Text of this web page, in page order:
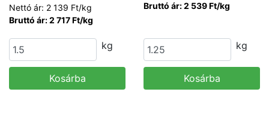
Nettó ár: 2 139 Ft/kg
Bruttó ár: 2 717 Ft/kg
kg
Kosárba
Bruttó ár: 2 539 Ft/kg
kg
Kosárba